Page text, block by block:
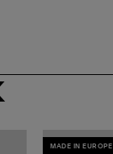
MADE IN EUROPE